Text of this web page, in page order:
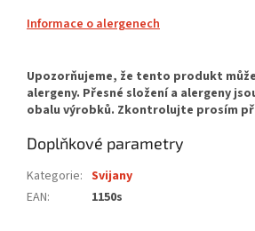
Informace o alergenech
Doplňkové parametry
Kategorie: Svijany
EAN: 1150s